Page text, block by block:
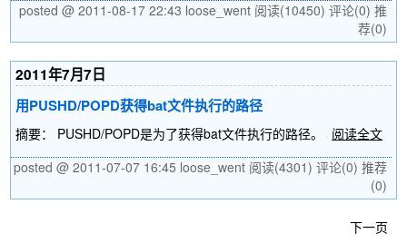
posted @ 2011-08-17 22:43 loose_went 阅读(10450) 评论(0) 推
荐(0)
2011年7月7日
用PUSHD/POPD获得bat文件执行的路径
摘要： PUSHD/POPD是为了获得bat文件执行的路径。
阅读全文
posted @ 2011-07-07 16:45 loose_went 阅读(4301) 评论(0) 推荐
(0)
下一页